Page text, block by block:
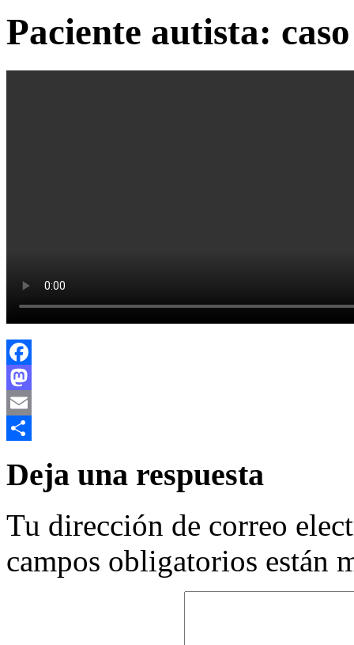
Paciente autista:
Facebook
Mastodon
Email
Deja una respuesta
Tu dirección de correo
campos obligatorios están